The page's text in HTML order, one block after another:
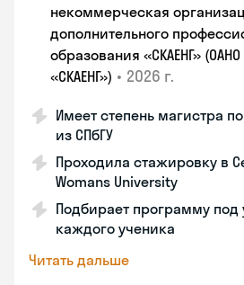
некоммерческая
дополнительного
образования «СКАЕНГ»
«СКАЕНГ») • 2026 г.
Имеет степень магистра
из СПбГУ
Проходила стажировку в
Womans University
Подбирает программу под
каждого ученика
Читать дальше